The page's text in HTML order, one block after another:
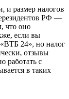
и размер налогов
РФ —
что оно
если вы
24», но налог
отзывы
работать с
в таких